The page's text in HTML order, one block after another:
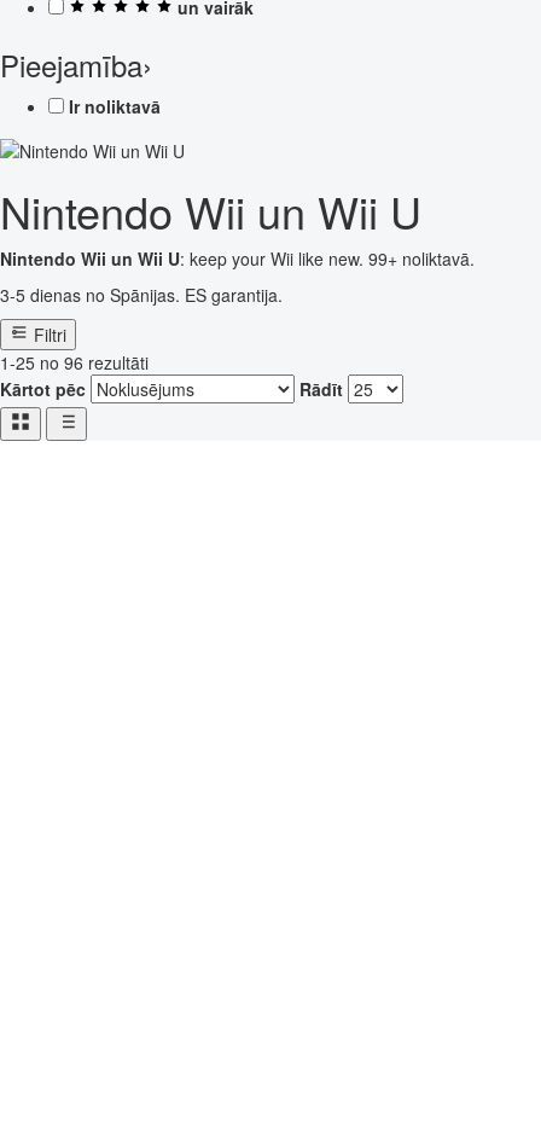
un vairāk
Pieejamība›
Ir noliktavā
Nintendo Wii un Wii U
Nintendo Wii un Wii U: keep your Wii like new. 99+ noliktavā.
3-5 dienas no Spānijas. ES garantija.
Filtri
1-25 no 96 rezultāti
Kārtot pēc
Rādīt